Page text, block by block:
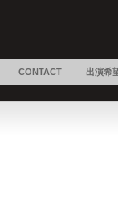
CONTACT 出演希